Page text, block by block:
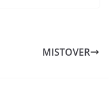
MISTOVER